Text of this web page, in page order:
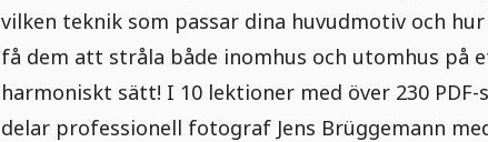
vilken teknik som passar dina huvudmotiv och
få dem att stråla både inomhus och utomhus på
harmoniskt sätt! I 10 lektioner med över 230 PDF-
delar professionell fotograf Jens Brüggemann